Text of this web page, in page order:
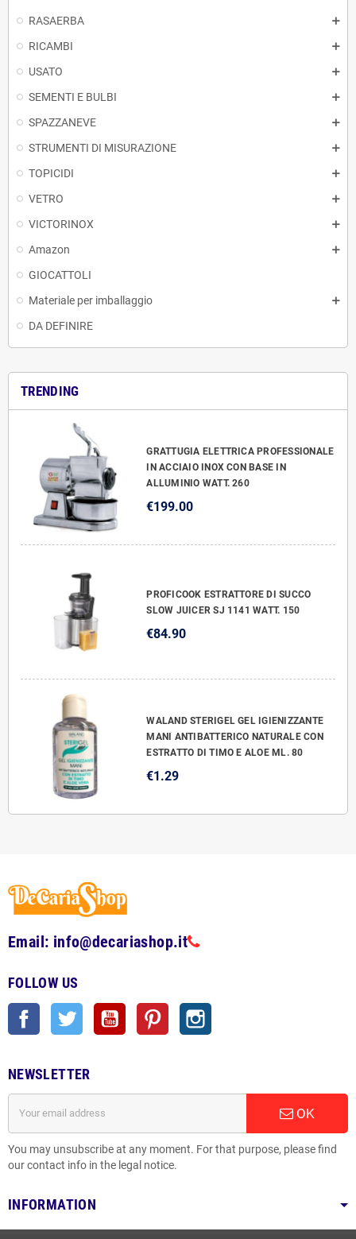
RASAERBA
RICAMBI
USATO
SEMENTI E BULBI
SPAZZANEVE
STRUMENTI DI MISURAZIONE
TOPICIDI
VETRO
VICTORINOX
Amazon
GIOCATTOLI
Materiale per imballaggio
DA DEFINIRE
TRENDING
GRATTUGIA ELETTRICA PROFESSIONALE
IN ACCIAIO INOX CON BASE IN
ALLUMINIO WATT. 260
€199.00
PROFICOOK ESTRATTORE DI SUCCO
SLOW JUICER SJ 1141 WATT. 150
€84.90
WALAND STERIGEL GEL IGIENIZZANTE
MANI ANTIBATTERICO NATURALE CON
ESTRATTO DI TIMO E ALOE ML. 80
€1.29
Email: info@decariashop.it
FOLLOW US
Facebook Twitter YouTube Pinterest
NEWSLETTER
OK
You may unsubscribe at any moment. For that purpose, please find
our contact info in the legal notice.
INFORMATION